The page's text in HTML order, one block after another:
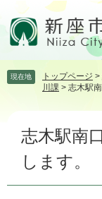
頭飛 現在地 トップページ >
川課 > 志木駅
志木駅南
します。